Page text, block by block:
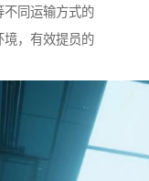
不同运输方式的
境，有效提员的